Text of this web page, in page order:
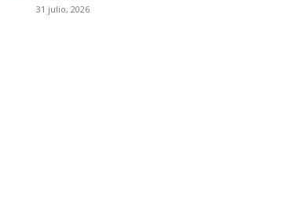
31 julio, 2026